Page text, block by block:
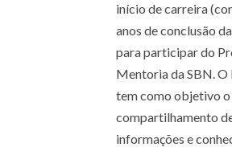
início de carreira
anos de conclusão
para participar do
Mentoria da SBN. O
tem como objetivo o
compartilhamento
informações e